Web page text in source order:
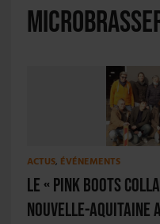
ACTUS, ÉVÉNEMENTS
Le « Pink Boots
Nouvelle-Aquitaine